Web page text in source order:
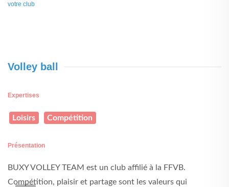
votre club
Volley ball
Expertises
Loisirs Compétition
Présentation
BUXY VOLLEY TEAM est un club affilié à la FFVB.
Compétition, plaisir et partage sont les valeurs qui